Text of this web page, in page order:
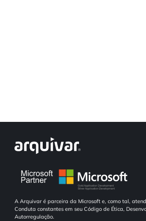
A Arquivar é parceira da Microsoft e, como tal,
Conduta constantes em seu Código de Ética,
Autorregulação.